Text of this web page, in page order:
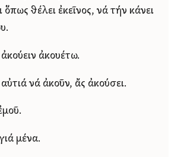
ὅπως θέλει ἐκεῖνος, νά τήν κάνει
ἀκουέτω.
νά ἀκοῦν, ἄς ἀκούσει.
μένα.